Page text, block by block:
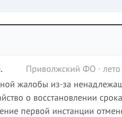
Приволжский ФО ·
жалобы из-за
о восстановлении
первой инстанции